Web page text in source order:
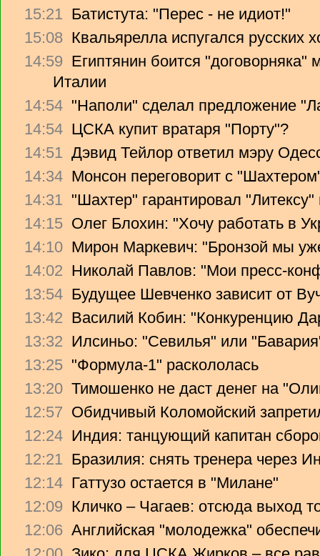
15:21 Батистута: "Перес - не идиот!"
15:08 Квальярелла испугался русских
14:59 Египтянин боится
Италии
14:54 "Наполи" сделал предложение
14:54 ЦСКА купит вратаря "Порту"?
14:51 Дэвид Тейлор ответил мэру
14:34 Монсон переговорит с
14:31 "Шахтер" гарантировал
14:15 Олег Блохин: "Хочу работать в
14:10 Мирон Маркевич: "Бронзой мы
14:02 Николай Павлов: "Мои пресс-
13:54 Будущее Шевченко зависит от
13:42 Василий Кобин: "Конкуренцию
13:32 Илсиньо: "Севилья" или
13:25 "Формула-1" раскололась
13:20 Тимошенко не даст денег на
12:57 Обидчивый Коломойский
12:24 Индия: танцующий капитан
12:21 Бразилия: снять тренера через
12:14 Гаттузо остается в "Милане"
12:09 Кличко – Чагаев: отсюда выход
12:06 Английская "молодежка"